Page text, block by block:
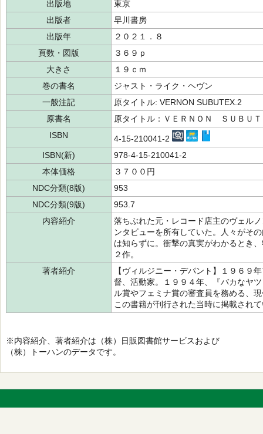
出版地
東京
出版者
早川書房
出版年
２０２１．８
頁数・図版
３６９ｐ
大きさ
１９ｃｍ
巻の書名
ジャスト・ライク・ヘヴン
一般注記
原タイトル: VERNON SUBUTEX.2
原書名
原タイトル：ＶＥＲＮＯＮ ＳＵＢＵ
ISBN
4-15-210041-2
ISBN(新)
978-4-15-210041-2
本体価格
３７００円
NDC分類(8版)
953
NDC分類(9版)
953.7
内容紹介
落ちぶれた元・レコード店主のヴェル
ンタビューを所有していた。人々がそ
は知らずに。衝撃の真実がわかるとき
２作。
著者紹介
【ヴィルジニー・デパント】１９６９
督、活動家。１９９４年、『バカなヤ
ル賞やフェミナ賞の審査員を務める、
この書籍が刊行された当時に掲載され
※内容紹介、著者紹介は（株）日販図書館サービスおよび
（株）トーハンのデータです。